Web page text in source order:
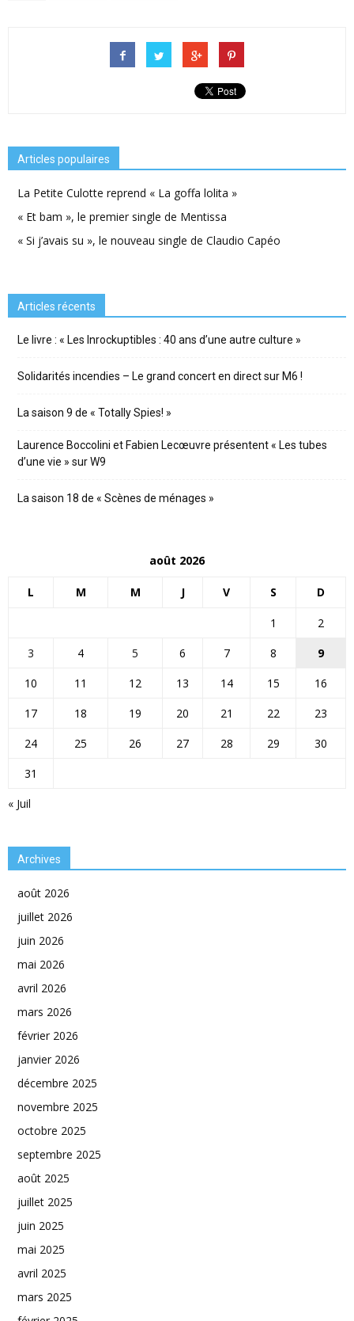
Articles populaires
La Petite Culotte reprend « La goffa lolita »
« Et bam », le premier single de Mentissa
« Si j’avais su », le nouveau single de Claudio Capéo
Articles récents
Le livre : « Les Inrockuptibles : 40 ans d’une autre culture »
Solidarités incendies – Le grand concert en direct sur M6 !
La saison 9 de « Totally Spies! »
Laurence Boccolini et Fabien Lecœuvre présentent « Les tubes
d’une vie » sur W9
La saison 18 de « Scènes de ménages »
août 2026
L M M J V S D
« Juil
1
2
3
4 5 6 7 8
9
10
11 12 13 14 15
16
17
18 19 20 21 22
23
24
25 26 27 28 29
30
31
Archives
août 2026
juillet 2026
juin 2026
mai 2026
avril 2026
mars 2026
février 2026
janvier 2026
décembre 2025
novembre 2025
octobre 2025
septembre 2025
août 2025
juillet 2025
juin 2025
mai 2025
avril 2025
mars 2025